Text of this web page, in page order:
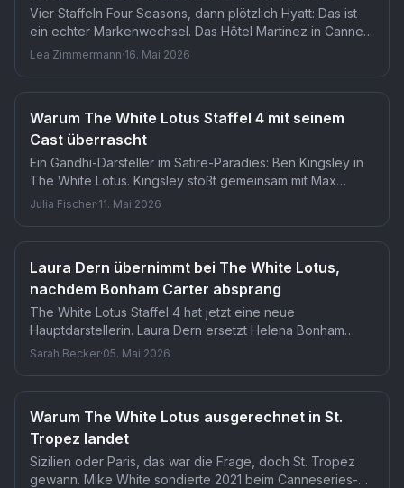
Vier Staffeln Four Seasons, dann plötzlich Hyatt: Das ist
ein echter Markenwechsel. Das Hôtel Martinez in Cannes
übernimmt den Löwenanteil der Drehtage für Staffel 4.
Lea Zimmermann·16. Mai 2026
Warum The White Lotus Staffel 4 mit seinem
Cast überrascht
Ein Gandhi-Darsteller im Satire-Paradies: Ben Kingsley in
The White Lotus. Kingsley stößt gemeinsam mit Max
Minghella und Pekka Strang zur finalen Besetzung von
Julia Fischer·11. Mai 2026
Laura Dern übernimmt bei The White Lotus,
nachdem Bonham Carter absprang
The White Lotus Staffel 4 hat jetzt eine neue
Hauptdarstellerin. Laura Dern ersetzt Helena Bonham
Carter, die nach weniger als einer Woche am Set die
Sarah Becker·05. Mai 2026
Warum The White Lotus ausgerechnet in St.
Tropez landet
Sizilien oder Paris, das war die Frage, doch St. Tropez
gewann. Mike White sondierte 2021 beim Canneseries-